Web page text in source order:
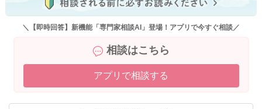
＼【即時回答】新機能「専門家相談AI」登場！アプリで今すぐ相談／
相談はこちら
アプリで相談する